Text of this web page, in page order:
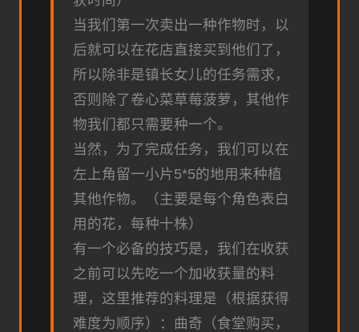
当我们第一次卖出一种作物时，以
后就可以在花店直接买到他们了，
所以除非是镇长女儿的任务需求，
否则除了卷心菜草莓菠萝，其他作
物我们都只需要种一个。
当然，为了完成任务，我们可以在
左上角留一小片5*5的地用来种植
其他作物。（主要是每个角色表白
用的花，每种十株）
有一个必备的技巧是，我们在收获
之前可以先吃一个加收获量的料
理，这里推荐的料理是（根据获得
难度为顺序）：曲奇（食堂购买，